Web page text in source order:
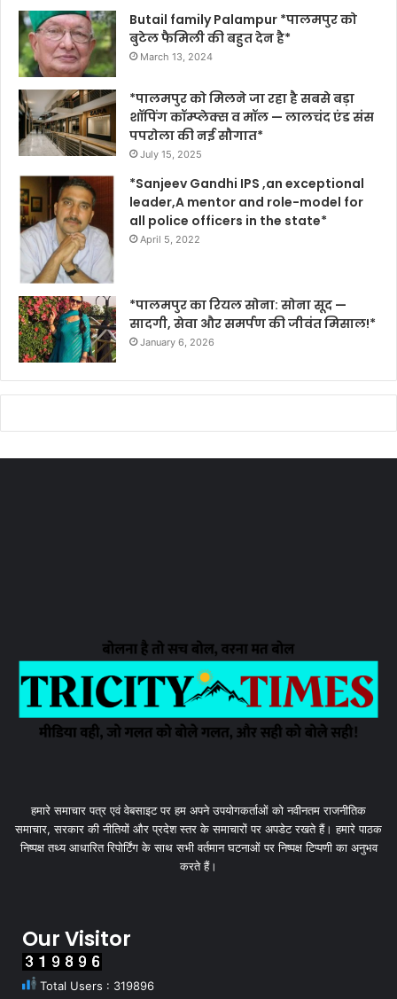
Butail family Palampur *पालमपुर को
बुटेल फैमिली की बहुत देन है*
March 13, 2024
*पालमपुर को मिलने जा रहा है सबसे बड़ा
शॉपिंग कॉम्प्लेक्स व मॉल — लालचंद एंड संस
पपरोला की नई सौगात*
July 15, 2025
*Sanjeev Gandhi IPS ,an exceptional
leader,A mentor and role-model for
all police officers in the state*
April 5, 2022
*पालमपुर का रियल सोना: सोना सूद —
सादगी, सेवा और समर्पण की जीवंत मिसाल!*
January 6, 2026
हमारे समाचार पत्र एवं वेबसाइट पर हम अपने उपयोगकर्ताओं को नवीनतम राजनीतिक
समाचार, सरकार की नीतियों और प्रदेश स्तर के समाचारों पर अपडेट रखते हैं। हमारे पाठक
निष्पक्ष तथ्य आधारित रिपोर्टिंग के साथ सभी वर्तमान घटनाओं पर निष्पक्ष टिप्पणी का अनुभव
करते हैं।
Our Visitor
Total Users : 319896